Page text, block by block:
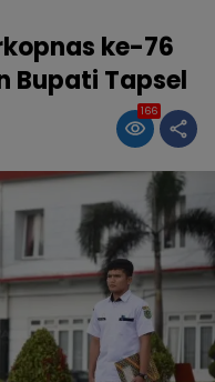
ke-76
Bupati Tapsel
166